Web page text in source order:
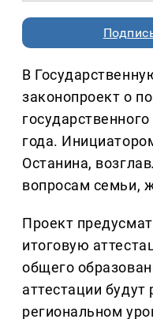
В
законопроект о
года.
Останина,
вопросам семьи,
Проект
итоговую
общего
аттестации
региональном